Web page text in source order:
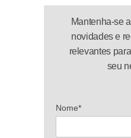
Mantenha-se
novidades e
relevantes
seu
Nome*